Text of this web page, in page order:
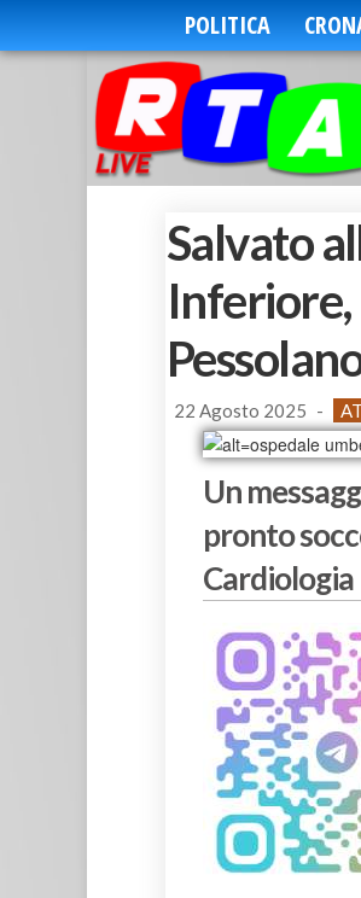
POLITICA
Salvato
Inferiore,
22 Agosto 2025 -
Un
pronto
Cardiologia